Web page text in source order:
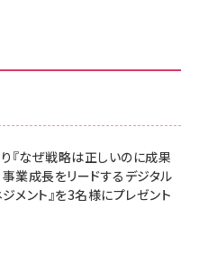
『なぜ戦略は正しいのに成果
業成長をリードするデジタル
メント』を3名様にプレゼント